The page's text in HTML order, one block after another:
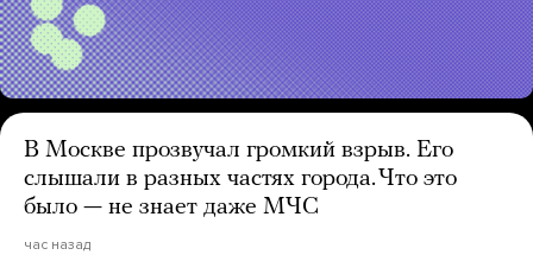
В Москве прозвучал громкий взрыв. Его
слышали в разных частях города. Что это
было — не знает даже МЧС
час назад